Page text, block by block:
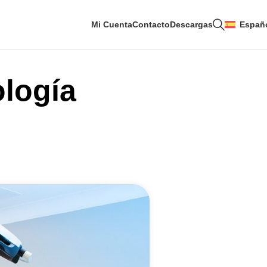
Mi CuentaContactoDescargas